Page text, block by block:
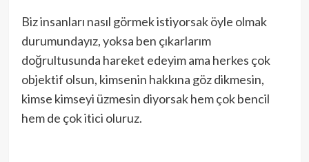
Biz insanları nasıl görmek istiyorsak öyle olmak
durumundayız, yoksa ben çıkarlarım
doğrultusunda hareket edeyim ama herkes çok
objektif olsun, kimsenin hakkına göz dikmesin,
kimse kimseyi üzmesin diyorsak hem çok bencil
hem de çok itici oluruz.